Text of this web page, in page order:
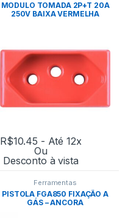
MODULO TOMADA 2P+T 20A
250V BAIXA VERMELHA
R$10.45 - Até 12x
Ou
Desconto à vista
Ferramentas
PISTOLA FGA850 FIXAÇÃO A
GÁS – ANCORA